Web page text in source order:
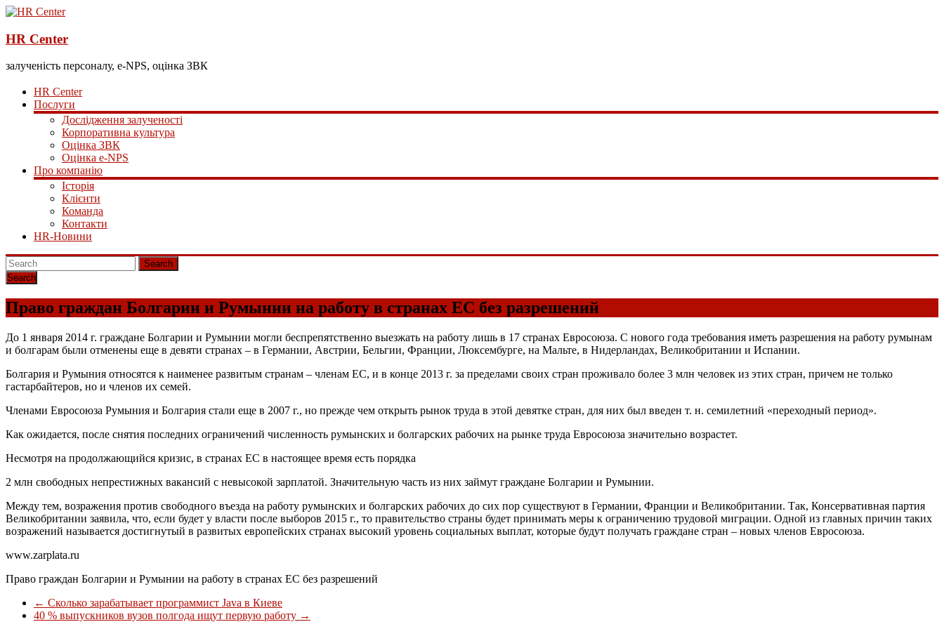
HR Center
залученість персоналу, e-NPS, оцінка ЗВК
HR Center
Послуги
Дослідження залученості
Корпоративна культура
Оцінка ЗВК
Оцінка e-NPS
Про компанію
Історія
Клієнти
Команда
Контакти
HR-Новини
Search
Право граждан Болгарии и Румынии на работу в странах ЕС без разрешений
До 1 января 2014 г. граждане Болгарии и Румынии могли беспрепятственно выезжать на работу лишь в 17 странах Евросоюза. С нового года требования иметь разрешения на работу румынам
и болгарам были отменены еще в девяти странах – в Германии, Австрии, Бельгии, Франции, Люксембурге, на Мальте, в Нидерландах, Великобритании и Испании.
Болгария и Румыния относятся к наименее развитым странам – членам ЕС, и в конце 2013 г. за пределами своих стран проживало более 3 млн человек из этих стран, причем не только
гастарбайтеров, но и членов их семей.
Членами Евросоюза Румыния и Болгария стали еще в 2007 г., но прежде чем открыть рынок труда в этой девятке стран, для них был введен т. н. семилетний «переходный период».
Как ожидается, после снятия последних ограничений численность румынских и болгарских рабочих на рынке труда Евросоюза значительно возрастет.
Несмотря на продолжающийся кризис, в странах ЕС в настоящее время есть порядка
2 млн свободных непрестижных вакансий с невысокой зарплатой. Значительную часть из них займут граждане Болгарии и Румынии.
Между тем, возражения против свободного въезда на работу румынских и болгарских рабочих до сих пор существуют в Германии, Франции и Великобритании. Так, Консервативная партия
Великобритании заявила, что, если будет у власти после выборов 2015 г., то правительство страны будет принимать меры к ограничению трудовой миграции. Одной из главных причин таких
возражений называется достигнутый в развитых европейских странах высокий уровень социальных выплат, которые будут получать граждане стран – новых членов Евросоюза.
www.zarplata.ru
Право граждан Болгарии и Румынии на работу в странах ЕС без разрешений
← Сколько зарабатывает программист Java в Киеве
40 % выпускников вузов полгода ищут первую работу →